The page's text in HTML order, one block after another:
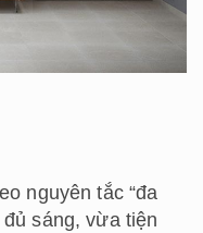
nguyên tắc “đa
sáng, vừa tiện